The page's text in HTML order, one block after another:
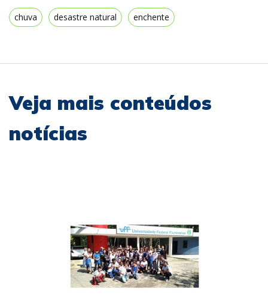
chuva desastre natural enchente
Veja mais conteúdos
notícias